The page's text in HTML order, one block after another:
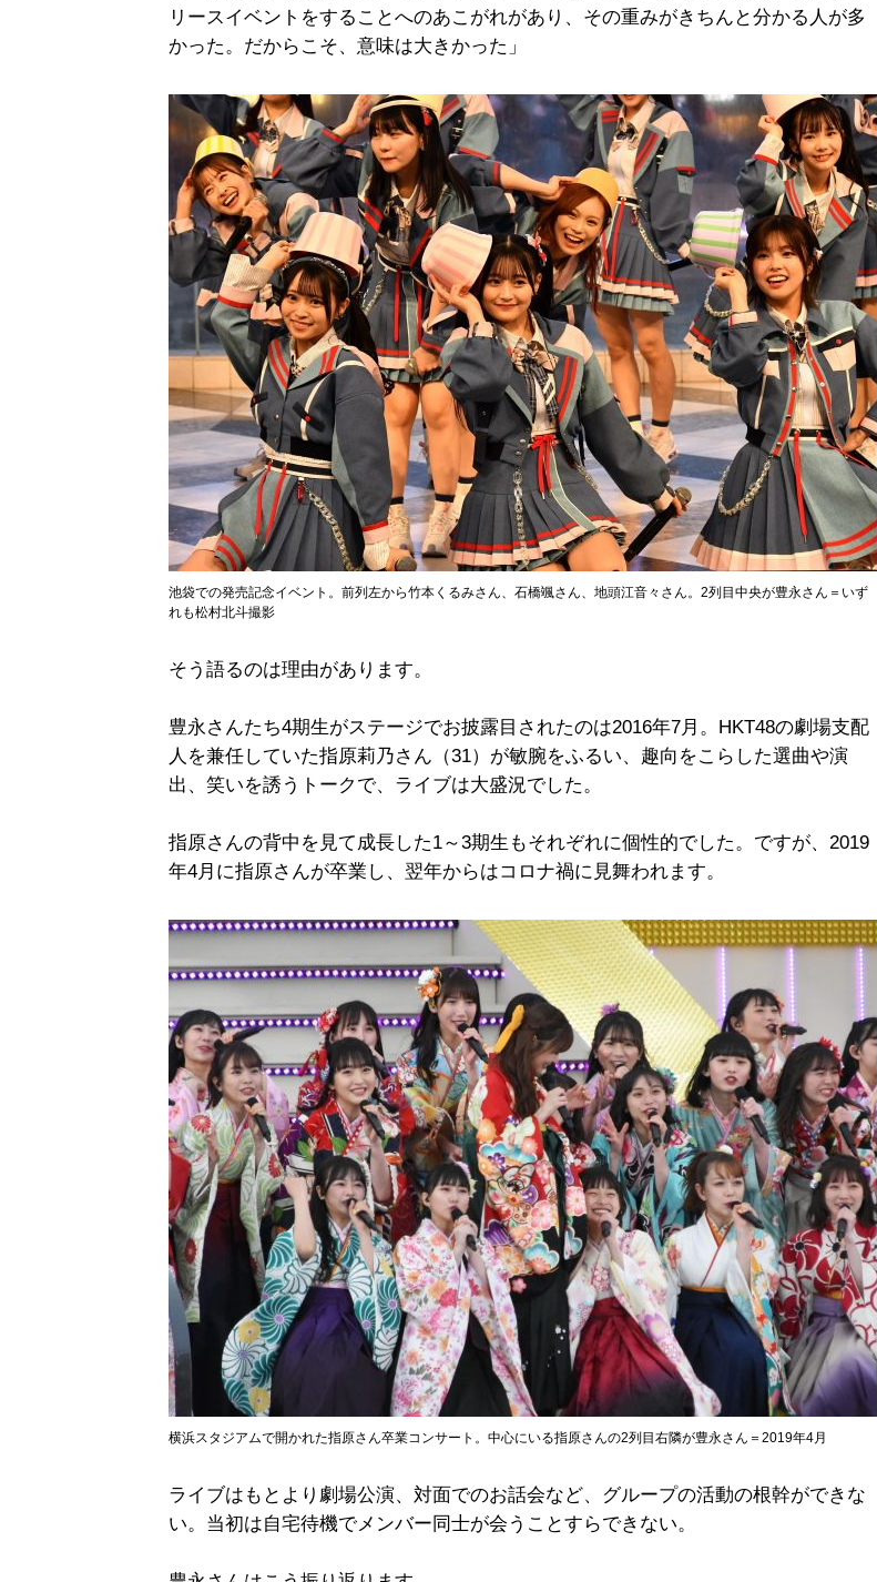
リースイベントをすることへのあこがれがあり、その重みがきちんと分かる人が多
かった。だからこそ、意味は大きかった」
池袋での発売記念イベント。前列左から竹本くるみさん、石橋颯さん、地頭江音々さん。2列目中央が豊永さん＝いず
れも松村北斗撮影
そう語るのは理由があります。
豊永さんたち4期生がステージでお披露目されたのは2016年7月。HKT48の劇場支配
人を兼任していた指原莉乃さん（31）が敏腕をふるい、趣向をこらした選曲や演
出、笑いを誘うトークで、ライブは大盛況でした。
指原さんの背中を見て成長した1～3期生もそれぞれに個性的でした。ですが、2019
年4月に指原さんが卒業し、翌年からはコロナ禍に見舞われます。
横浜スタジアムで開かれた指原さん卒業コンサート。中心にいる指原さんの2列目右隣が豊永さん＝2019年4月
ライブはもとより劇場公演、対面でのお話会など、グループの活動の根幹ができな
い。当初は自宅待機でメンバー同士が会うことすらできない。